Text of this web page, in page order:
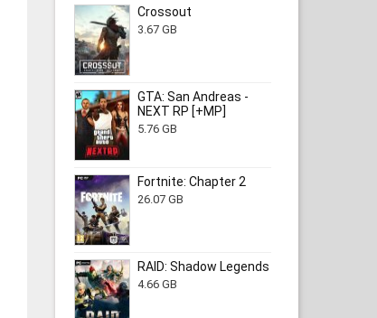
Crossout
3.67 GB
GTA: San Andreas -
NEXT RP [+MP]
5.76 GB
Fortnite: Chapter 2
26.07 GB
RAID: Shadow Legends
4.66 GB